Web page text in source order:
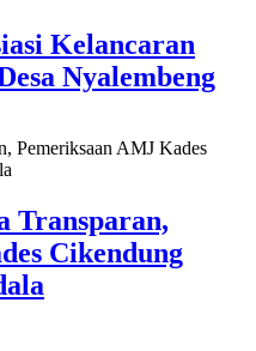
Kelancaran
Nyalembeng
Transparan,
Cikendung